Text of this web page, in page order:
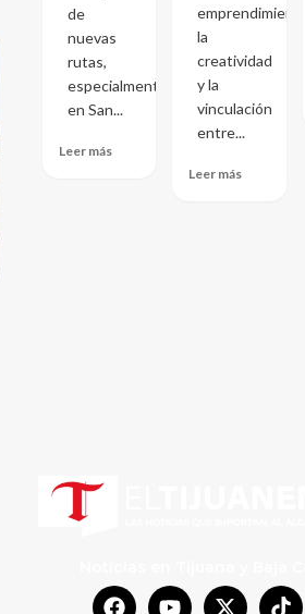
de
nuevas
rutas,
especialmente
en San...
Leer más
emprendimiento,
la
creatividad
y la
vinculación
entre...
Leer más